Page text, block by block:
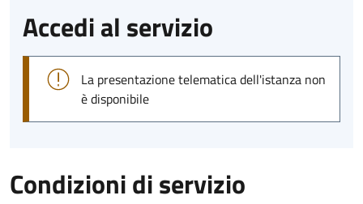
Accedi al servizio
La presentazione telematica dell'istanza non
è disponibile
Condizioni di servizio